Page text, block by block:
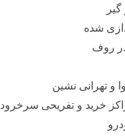
شده
روف
تهرانی نشین
خرید و تفریحی سرخرود